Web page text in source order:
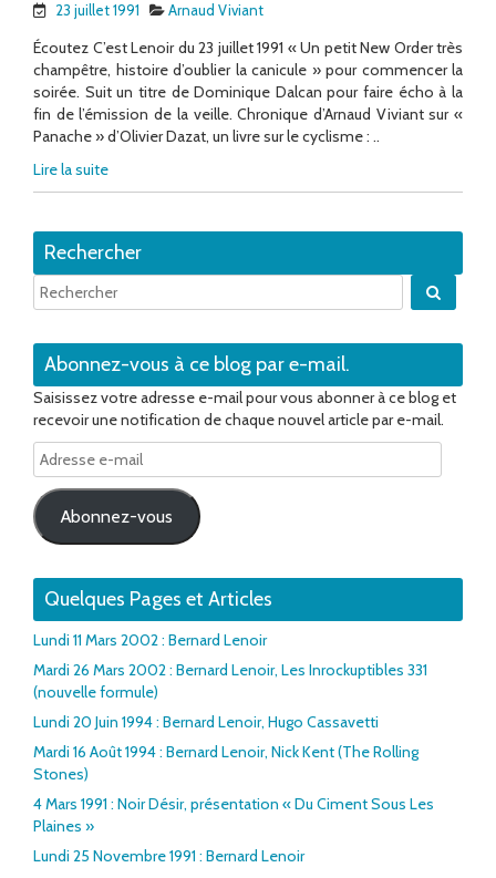
23 juillet 1991 Arnaud Viviant
Écoutez C’est Lenoir du 23 juillet 1991 « Un petit New Order très
champêtre, histoire d’oublier la canicule » pour commencer la
soirée. Suit un titre de Dominique Dalcan pour faire écho à la
fin de l’émission de la veille. Chronique d’Arnaud Viviant sur «
Panache » d’Olivier Dazat, un livre sur le cyclisme : ..
Lire la suite
Rechercher
Abonnez-vous à ce blog par e-mail.
Saisissez votre adresse e-mail pour vous abonner à ce blog et
recevoir une notification de chaque nouvel article par e-mail.
Adresse
e-
mail
Abonnez-vous
Quelques Pages et Articles
Lundi 11 Mars 2002 : Bernard Lenoir
Mardi 26 Mars 2002 : Bernard Lenoir, Les Inrockuptibles 331
(nouvelle formule)
Lundi 20 Juin 1994 : Bernard Lenoir, Hugo Cassavetti
Mardi 16 Août 1994 : Bernard Lenoir, Nick Kent (The Rolling
Stones)
4 Mars 1991 : Noir Désir, présentation « Du Ciment Sous Les
Plaines »
Lundi 25 Novembre 1991 : Bernard Lenoir